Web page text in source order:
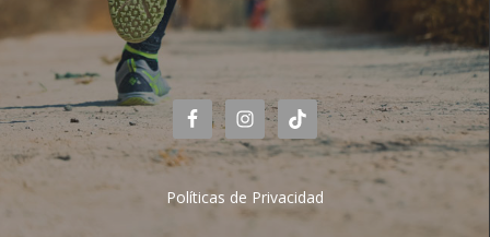
Políticas de Privacidad